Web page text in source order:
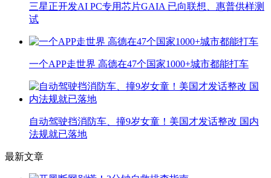
三星正开发AI PC专用芯片GAIA 已向联想、惠普供样测
试
一个APP走世界 高德在47个国家1000+城市都能打车
自动驾驶挡消防车、撞9岁女童！美国才发话整改 国内
法规就已落地
最新文章